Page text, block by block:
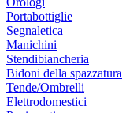
Portabottiglie
Segnaletica
Manichini
Stendibiancheria
Bidoni della spazzatura
Tende/Ombrelli
Elettrodomestici